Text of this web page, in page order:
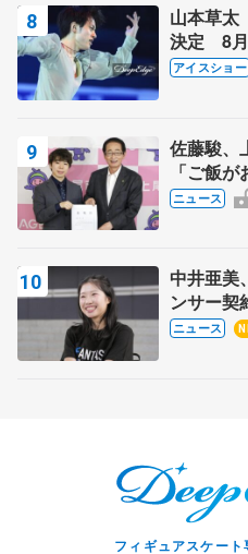
山本草太
決定 8
静香さん
アイスショー
佐藤駿、
「ご飯
力」
ニュース
中井亜美
ンサー
ト
ニュース
フィギュアスケー